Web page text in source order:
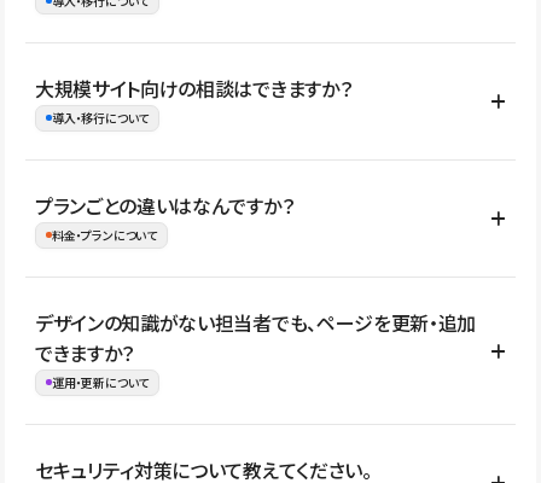
はい。既存サイトの構成やコンテンツ、URLを整理したうえで、
Studio上に再構築する形で移行できます。 WordPressの場合は、
イト全体のデザインや設定がそのまま移行されるわけではないた
め、移行後にページ構成やデザイン、CMS設計、URL・リダイレク
大規模サイト向けの相談はできますか？
導入・移行について
はい。アクセス規模が大きいサイトや、複数部門での運用、権限管
理、セキュリティ確認、既存システムとの連携など、個別の要件が
ない段階でも、お問い合わせください。
お問合せはこちら
プランごとの違いはなんですか？
料金・プランについて
公開ページ数、バージョン履歴の期間、CMS利用数の上限、権限
管理の有無などがプランごとに異なります。詳しくは料金プランペ
ージをご覧ください。
デザインの知識がない担当者でも、ページを更新・追加
できますか？
運用・更新について
はい。CMSやコンポーネントを活用して更新範囲を設計しておく
セキュリティ対策について教えてください。